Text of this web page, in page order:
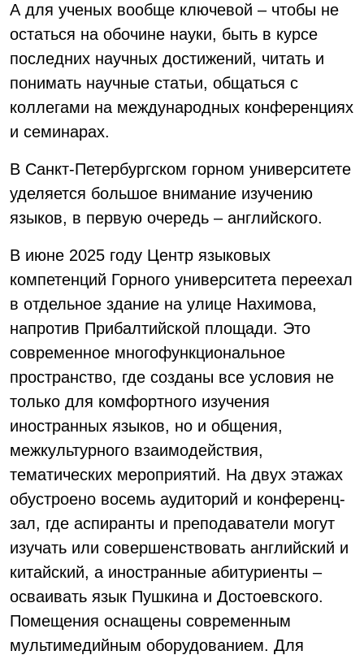
А для ученых вообще ключевой – чтобы не
остаться на обочине науки, быть в курсе
последних научных достижений, читать и
понимать научные статьи, общаться с
коллегами на международных конференциях
и семинарах.
В Санкт-Петербургском горном университете
уделяется большое внимание изучению
языков, в первую очередь – английского.
В июне 2025 году Центр языковых
компетенций Горного университета переехал
в отдельное здание на улице Нахимова,
напротив Прибалтийской площади. Это
современное многофункциональное
пространство, где созданы все условия не
только для комфортного изучения
иностранных языков, но и общения,
межкультурного взаимодействия,
тематических мероприятий. На двух этажах
обустроено восемь аудиторий и конференц-
зал, где аспиранты и преподаватели могут
изучать или совершенствовать английский и
китайский, а иностранные абитуриенты –
осваивать язык Пушкина и Достоевского.
Помещения оснащены современным
мультимедийным оборудованием. Для